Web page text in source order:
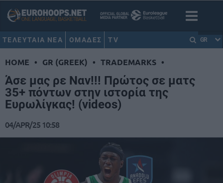
ΤΕΛΕΥΤΑΙΑ ΝΕΑ ΟΜΑΔΕΣ TV GR
HOME • GR (GREEK) • TRADEMARKS •
Άσε μας ρε Ναν!!! Πρώτος σε ματς
35+ πόντων στην ιστορία της
Ευρωλίγκας! (videos)
04/APR/25 10:58